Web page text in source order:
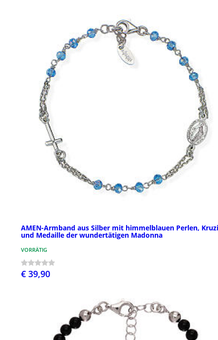
AMEN-Armband aus Silber mit himmelblauen Perlen,
und Medaille der wundertätigen Madonna
VORRÄTIG
€ 39,90